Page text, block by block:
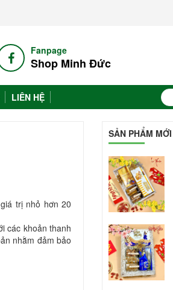
Fanpage
Shop Minh Đức
LIÊN HỆ
trị nhỏ hơn 20
các khoản thanh
nhằm đảm bảo
SẢN PHẨM MỚI